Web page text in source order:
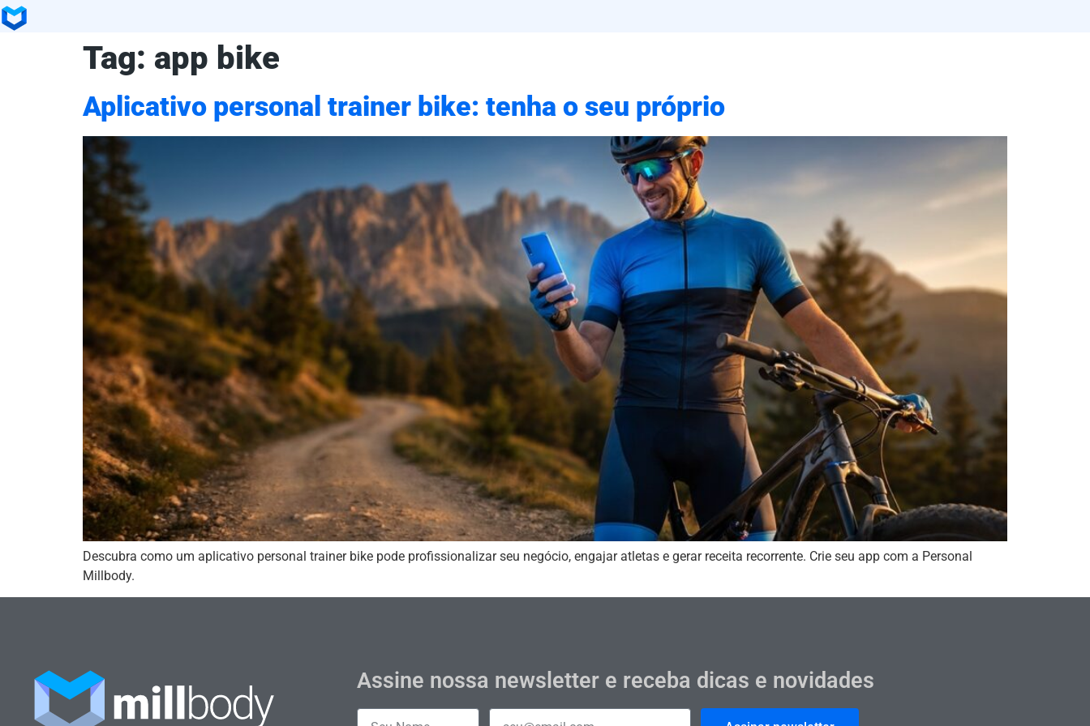
Tag: app bike
Aplicativo personal trainer bike: tenha o seu próprio
Descubra como um aplicativo personal trainer bike pode profissionalizar seu negócio, engajar atletas e gerar receita recorrente. Crie seu app com a Personal
Millbody.
Assine nossa newsletter e receba dicas e novidades